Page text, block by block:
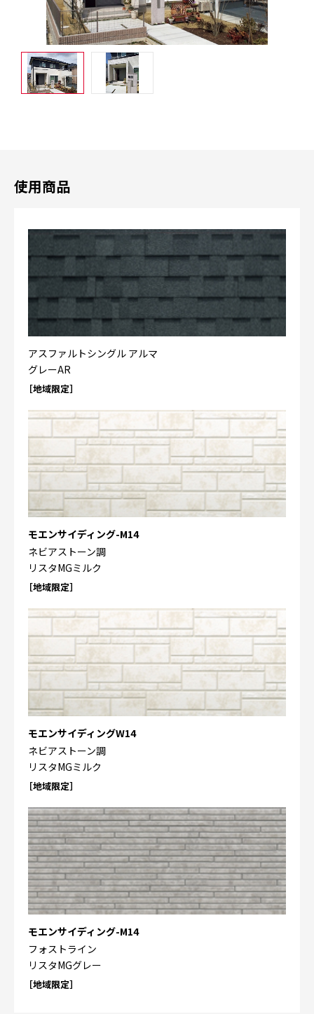
使用商品
アスファルトシングル アルマ
グレーAR
［地域限定］
モエンサイディング-M14
ネビアストーン調
リスタMGミルク
［地域限定］
モエンサイディングW14
ネビアストーン調
リスタMGミルク
［地域限定］
モエンサイディング-M14
フォストライン
リスタMGグレー
［地域限定］